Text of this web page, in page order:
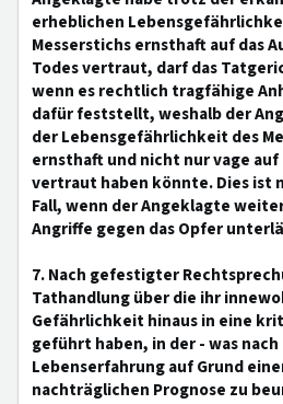
erheblichen
Messerstichs ernsthaft auf das
Todes vertraut, darf das
wenn es rechtlich tragfähige
dafür feststellt, weshalb der
der Lebensgefährlichkeit des
ernsthaft und nicht nur vage auf
vertraut haben könnte. Dies ist
Fall, wenn der Angeklagte
Angriffe gegen das Opfer
7. Nach gefestigter
Tathandlung über die ihr
Gefährlichkeit hinaus in eine
geführt haben, in der - was
Lebenserfahrung auf Grund
nachträglichen Prognose zu